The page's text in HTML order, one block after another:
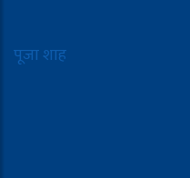
पूजा शाह